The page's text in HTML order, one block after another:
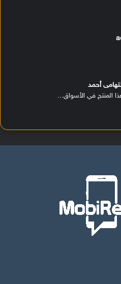
أحمد
المنتج في الأسواق...